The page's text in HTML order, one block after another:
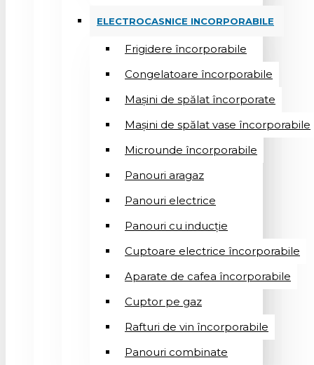
ELECTROCASNICE INCORPORABILE
Frigidere încorporabile
Congelatoare încorporabile
Mașini de spălat încorporate
Mașini de spălat vase încorporabile
Microunde încorporabile
Panouri aragaz
Panouri electrice
Panouri cu inducție
Cuptoare electrice încorporabile
Aparate de cafea încorporabile
Cuptor pe gaz
Rafturi de vin încorporabile
Panouri combinate